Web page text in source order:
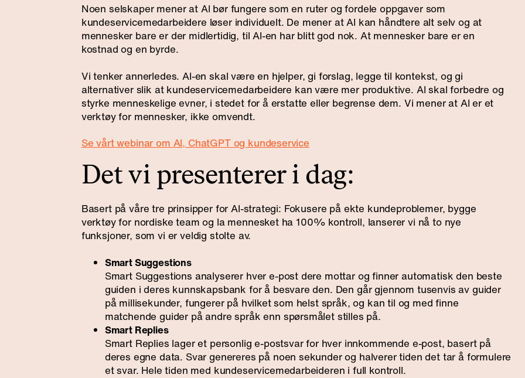
Noen selskaper mener at AI bør fungere som en ruter og fordele oppgaver som
kundeservicemedarbeidere løser individuelt. De mener at AI kan håndtere alt selv og at
mennesker bare er der midlertidig, til AI-en har blitt god nok. At mennesker bare er en
kostnad og en byrde.
Vi tenker annerledes. AI-en skal være en hjelper, gi forslag, legge til kontekst, og gi
alternativer slik at kundeservicemedarbeidere kan være mer produktive. AI skal forbedre og
styrke menneskelige evner, i stedet for å erstatte eller begrense dem. Vi mener at AI er et
verktøy for mennesker, ikke omvendt.
Se vårt webinar om AI, ChatGPT og kundeservice
Det vi presenterer i dag:
Basert på våre tre prinsipper for AI-strategi: Fokusere på ekte kundeproblemer, bygge
verktøy for nordiske team og la mennesket ha 100% kontroll, lanserer vi nå to nye
funksjoner, som vi er veldig stolte av.
Smart Suggestions
Smart Suggestions analyserer hver e-post dere mottar og finner automatisk den beste
guiden i deres kunnskapsbank for å besvare den. Den går gjennom tusenvis av guider
på millisekunder, fungerer på hvilket som helst språk, og kan til og med finne
matchende guider på andre språk enn spørsmålet stilles på.
Smart Replies
Smart Replies lager et personlig e-postsvar for hver innkommende e-post, basert på
deres egne data. Svar genereres på noen sekunder og halverer tiden det tar å formulere
et svar. Hele tiden med kundeservicemedarbeideren i full kontroll.